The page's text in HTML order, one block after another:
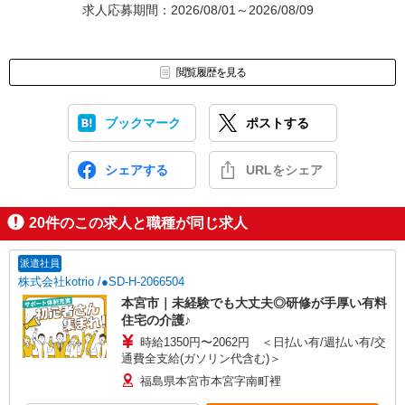
求人応募期間：2026/08/01～2026/08/09
閲覧履歴を見る
ブックマーク ポストする
シェアする URLをシェア
20件のこの求人と職種が同じ求人
派遣社員
株式会社kotrio /●SD-H-2066504
本宮市｜未経験でも大丈夫◎研修が手厚い有料
住宅の介護♪
時給1350円〜2062円 ＜日払い有/週払い有/交
通費全支給(ガソリン代含む)＞
福島県本宮市本宮字南町裡